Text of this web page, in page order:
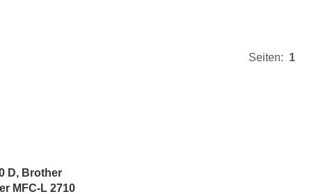
Seiten: 1
D, Brother
MFC-L 2710